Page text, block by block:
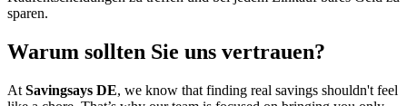
sparen.
Warum sollten Sie uns vertrauen?
At Savingsays DE, we know that finding real savings shouldn't feel